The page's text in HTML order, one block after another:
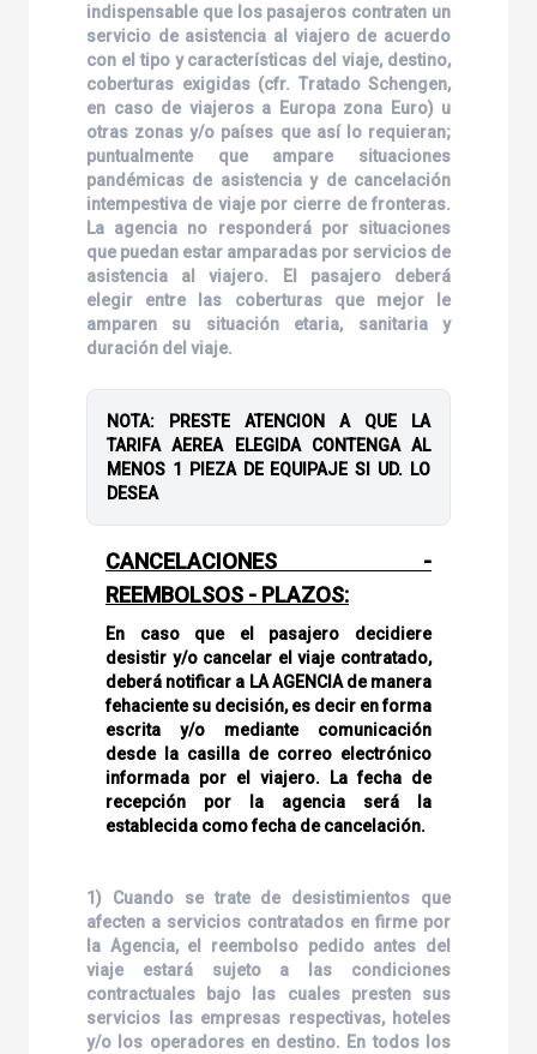
indispensable que los pasajeros contraten un
servicio de asistencia al viajero de acuerdo
con el tipo y características del viaje, destino,
coberturas exigidas (cfr. Tratado Schengen,
en caso de viajeros a Europa zona Euro) u
otras zonas y/o países que así lo requieran;
puntualmente que ampare situaciones
pandémicas de asistencia y de cancelación
intempestiva de viaje por cierre de fronteras.
La agencia no responderá por situaciones
que puedan estar amparadas por servicios de
asistencia al viajero. El pasajero deberá
elegir entre las coberturas que mejor le
amparen su situación etaria, sanitaria y
duración del viaje.
NOTA: PRESTE ATENCION A QUE LA
TARIFA AEREA ELEGIDA CONTENGA AL
MENOS 1 PIEZA DE EQUIPAJE SI UD. LO
DESEA
CANCELACIONES -
REEMBOLSOS - PLAZOS:
En caso que el pasajero decidiere
desistir y/o cancelar el viaje contratado,
deberá notificar a LA AGENCIA de manera
fehaciente su decisión, es decir en forma
escrita y/o mediante comunicación
desde la casilla de correo electrónico
informada por el viajero. La fecha de
recepción por la agencia será la
establecida como fecha de cancelación.
1) Cuando se trate de desistimientos que
afecten a servicios contratados en firme por
la Agencia, el reembolso pedido antes del
viaje estará sujeto a las condiciones
contractuales bajo las cuales presten sus
servicios las empresas respectivas, hoteles
y/o los operadores en destino. En todos los